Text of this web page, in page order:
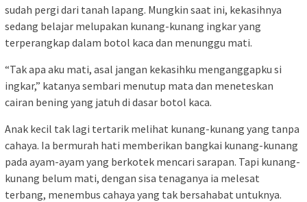
sudah pergi dari tanah lapang. Mungkin saat ini, kekasihnya
sedang belajar melupakan kunang-kunang ingkar yang
terperangkap dalam botol kaca dan menunggu mati.
“Tak apa aku mati, asal jangan kekasihku menganggapku si
ingkar,” katanya sembari menutup mata dan meneteskan
cairan bening yang jatuh di dasar botol kaca.
Anak kecil tak lagi tertarik melihat kunang-kunang yang tanpa
cahaya. Ia bermurah hati memberikan bangkai kunang-kunang
pada ayam-ayam yang berkotek mencari sarapan. Tapi kunang-
kunang belum mati, dengan sisa tenaganya ia melesat
terbang, menembus cahaya yang tak bersahabat untuknya.